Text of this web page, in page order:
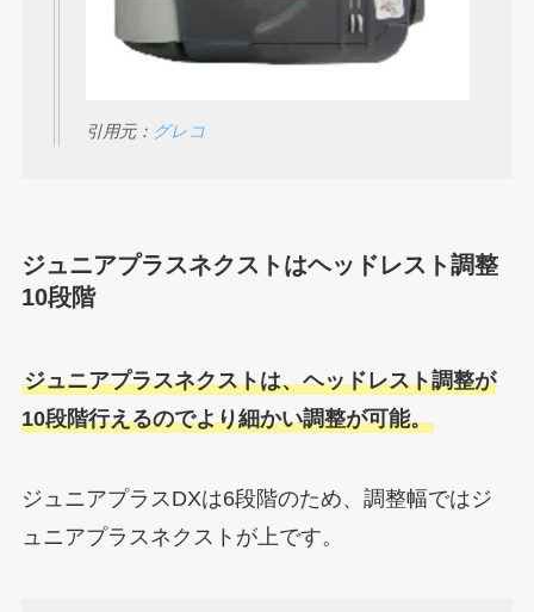
引用元： グレコ
ジュニアプラスネクストはヘッドレスト調整
10段階
ジュニアプラスネクストは、ヘッドレスト調整が
10段階行えるのでより細かい調整が可能。
ジュニアプラスDXは6段階のため、調整幅ではジ
ュニアプラスネクストが上です。